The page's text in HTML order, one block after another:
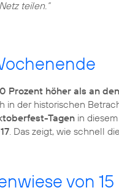
Netz teilen.“
Prozent höher als an
in der historischen
Tagen in
. Das zeigt, wie schnell
von